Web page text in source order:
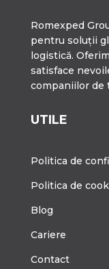
Romexped
pentru soluții
logistică.
satisface
companiilor de
UTILE
Politica de
Politica de
Blog
Cariere
Contact